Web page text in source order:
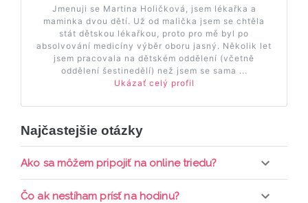
Jmenuji se Martina Holičková, jsem lékařka a
maminka dvou dětí. Už od malička jsem se chtěla
stát dětskou lékařkou, proto pro mě byl po
absolvování medicíny výběr oboru jasný. Několik let
jsem pracovala na dětském oddělení (včetně
oddělení šestinedělí) než jsem se sama ...
Ukázať celý profil
Najčastejšie otázky
Ako sa môžem pripojiť na online triedu?
Pripojenie do online triedy prebieha priamo cez
Čo ak nestíham prísť na hodinu?